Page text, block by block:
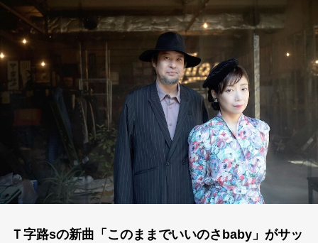
Ｔ字路sの新曲「このままでいいのさbaby」がサッ